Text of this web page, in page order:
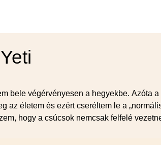
bele végérvényesen a hegyekbe. Azóta a
az életem és ezért cseréltem le a
hogy a csúcsok nemcsak felfelé